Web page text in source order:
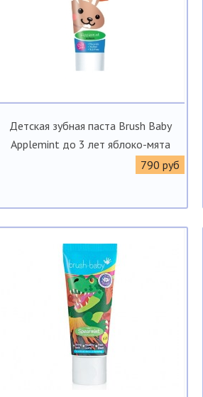
Детская зубная паста Brush Baby
Applemint до 3 лет яблоко-мята
790 руб